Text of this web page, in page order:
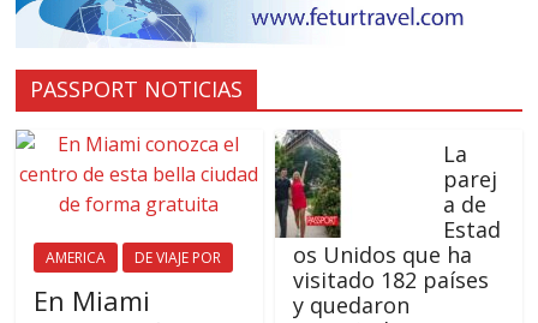
PASSPORT NOTICIAS
AMERICA DE VIAJE POR
En Miami
La
parej
a de
Estad
os Unidos que ha
visitado 182 países
y quedaron